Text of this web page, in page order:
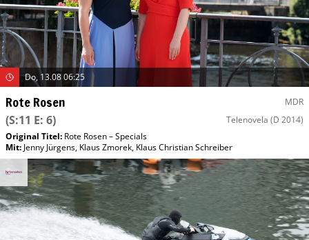
Do, 13.08 06:25
Rote Rosen MDR
(S:11 E: 6) Telenovela (D 2014)
Original Titel: Rote Rosen – Specials
Mit: Jenny Jürgens, Klaus Zmorek, Klaus Christian Schreiber